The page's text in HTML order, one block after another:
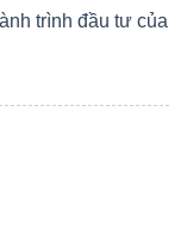
trình đầu tư của